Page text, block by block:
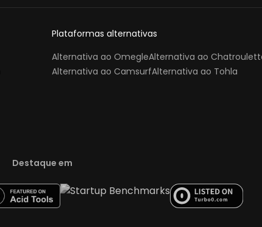
Plataformas alternativas
Alternativa ao OmegleAlternativa ao
Alternativa ao CamsurfAlternativa ao Tohla
Destaque em